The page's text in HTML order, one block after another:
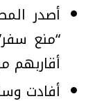
أصدر
“منع
أقاربهم